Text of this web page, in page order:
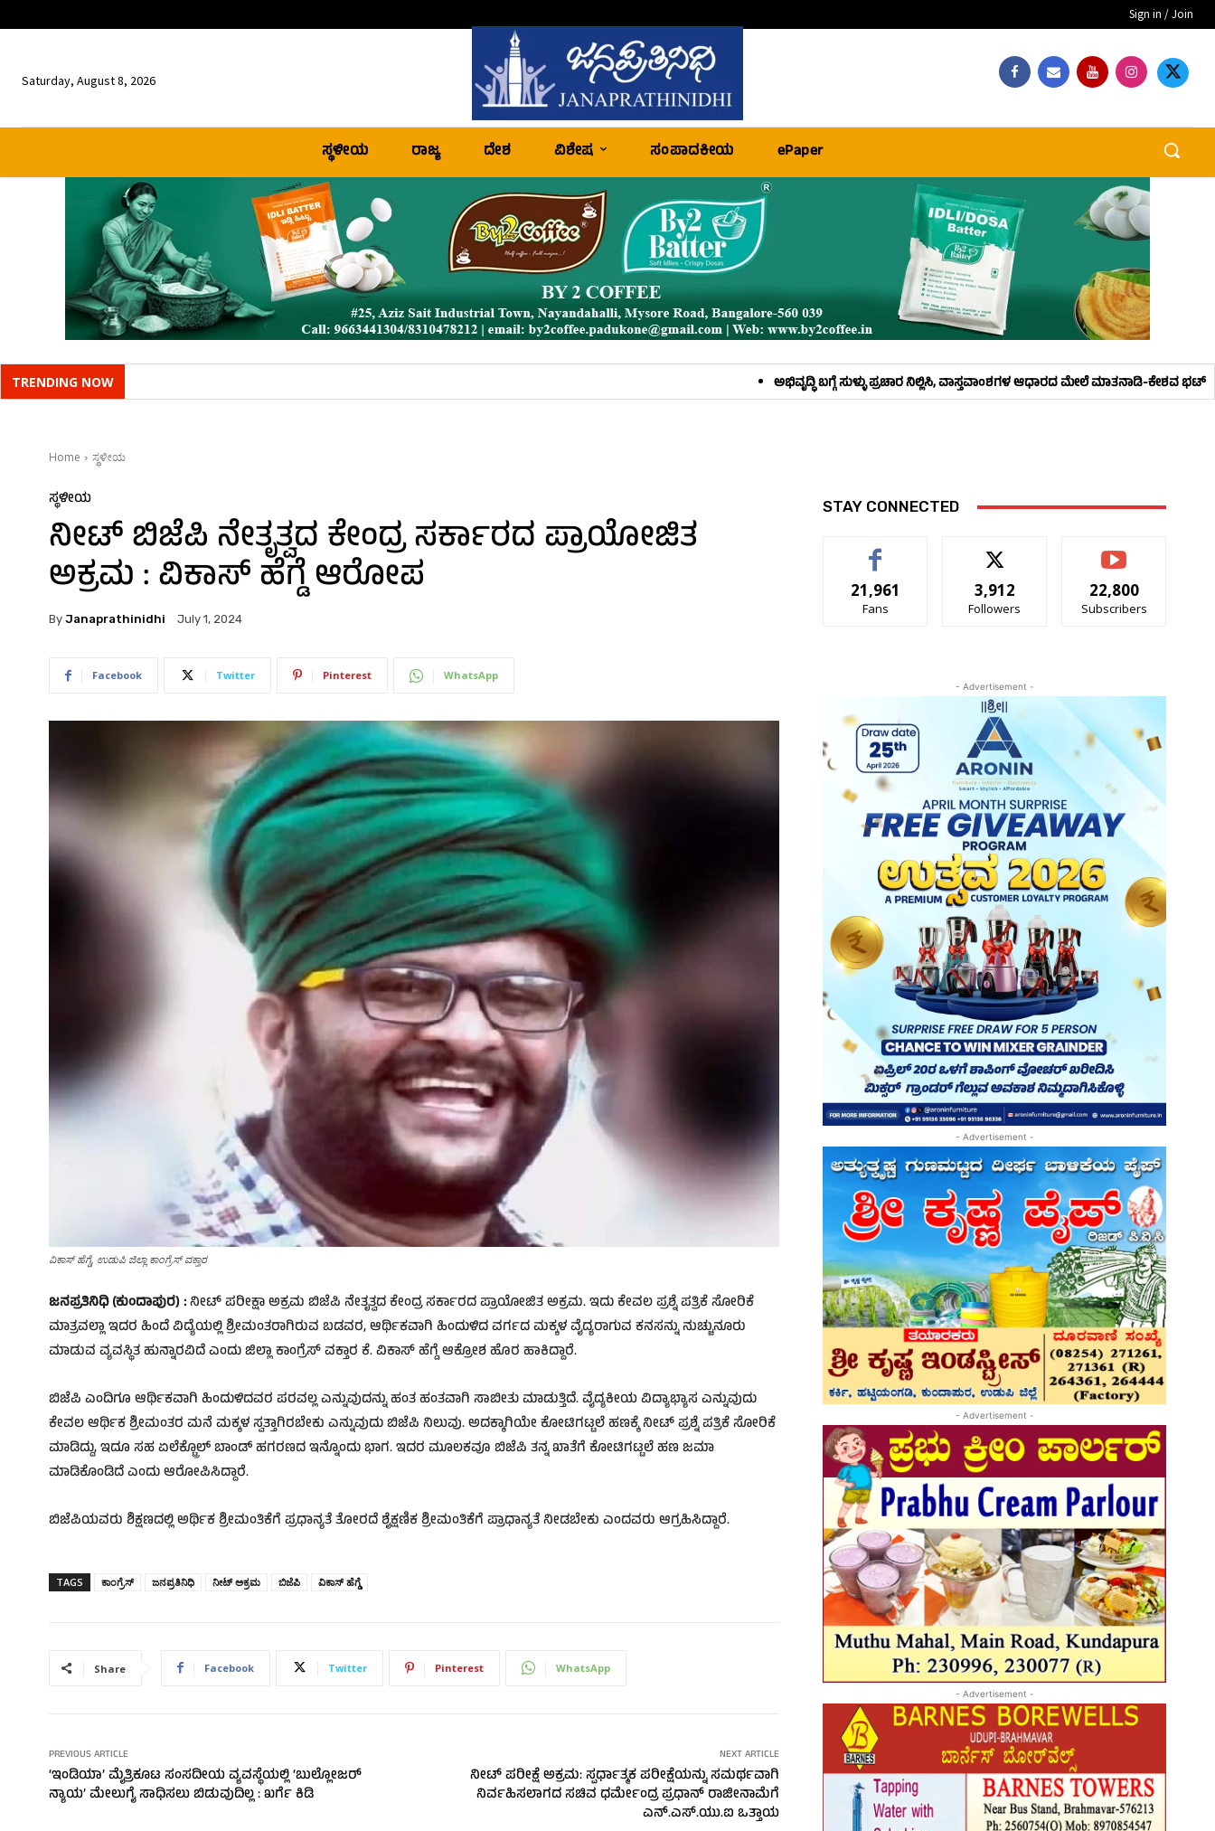
Sign in / Join
Saturday, August 8, 2026
ಸ್ಥಳೀಯ ರಾಜ್ಯ ದೇಶ ವಿಶೇಷ ಸಂಪಾದಕೀಯ ePaper
TRENDING NOW ಅಭಿವೃದ್ಧಿ ಬಗ್ಗೆ ಸುಳ್ಳು ಪ್ರಚಾರ ನಿಲ್ಲಿಸಿ, ವಾಸ್ತವಾಂಶಗಳ ಆಧಾರದ ಮೇಲೆ ಮಾತನಾಡಿ-ಕೇಶವ ಭಟ್ ಕುಂದಾಪುರ
Home ಸ್ಥಳೀಯ
ಸ್ಥಳೀಯ
ನೀಟ್‌ ಬಿಜೆಪಿ ನೇತೃತ್ವದ ಕೇಂದ್ರ ಸರ್ಕಾರದ ಪ್ರಾಯೋಜಿತ
ಅಕ್ರಮ : ವಿಕಾಸ್‌ ಹೆಗ್ಡೆ ಆರೋಪ
By Janaprathinidhi July 1, 2024
Facebook Twitter Pinterest WhatsApp
ವಿಕಾಸ್‌ ಹೆಗ್ಡೆ,‌ ಉಡುಪಿ ಜಿಲ್ಲಾ ಕಾಂಗ್ರೆಸ್ ವಕ್ತಾರ
ಜನಪ್ರತಿನಿಧಿ (ಕುಂದಾಪುರ) :ನೀಟ್ ಪರೀಕ್ಷಾ ಅಕ್ರಮ ಬಿಜೆಪಿ ನೇತೃತ್ವದ ಕೇಂದ್ರ ಸರ್ಕಾರದ ಪ್ರಾಯೋಜಿತ ಅಕ್ರಮ. ಇದು ಕೇವಲ ಪ್ರಶ್ನೆ ಪತ್ರಿಕೆ ಸೋರಿಕೆ
ಮಾತ್ರವಲ್ಲಾ ಇದರ ಹಿಂದೆ ವಿದ್ಯೆಯಲ್ಲಿ ಶ್ರೀಮಂತರಾಗಿರುವ ಬಡವರ, ಆರ್ಥಿಕವಾಗಿ ಹಿಂದುಳಿದ ವರ್ಗದ ಮಕ್ಕಳ ವೈದ್ಯರಾಗುವ ಕನಸನ್ನು ನುಚ್ಚುನೂರು
ಮಾಡುವ ವ್ಯವಸ್ಥಿತ ಹುನ್ನಾರವಿದೆ ಎಂದು ಜಿಲ್ಲಾ ಕಾಂಗ್ರೆಸ್‌ ವಕ್ತಾರ ಕೆ. ವಿಕಾಸ್ ಹೆಗ್ಡೆ ಆಕ್ರೋಶ ಹೊರ ಹಾಕಿದ್ದಾರೆ.
ಬಿಜೆಪಿ ಎಂದಿಗೂ ಆರ್ಥಿಕವಾಗಿ ಹಿಂದುಳಿದವರ ಪರವಲ್ಲ ಎನ್ನುವುದನ್ನು ಹಂತ ಹಂತವಾಗಿ ಸಾಬೀತು ಮಾಡುತ್ತಿದೆ. ವೈದ್ಯಕೀಯ ವಿದ್ಯಾಭ್ಯಾಸ ಎನ್ನುವುದು
ಕೇವಲ ಆರ್ಥಿಕ ಶ್ರೀಮಂತರ ಮನೆ ಮಕ್ಕಳ ಸ್ವತ್ತಾಗಿರಬೇಕು ಎನ್ನುವುದು ಬಿಜೆಪಿ ನಿಲುವು. ಅದಕ್ಕಾಗಿಯೇ ಕೋಟಿಗಟ್ಟಲೆ ಹಣಕ್ಕೆ ನೀಟ್ ಪ್ರಶ್ನೆ ಪತ್ರಿಕೆ ಸೋರಿಕೆ
ಮಾಡಿದ್ದು, ಇದೂ ಸಹ ಏಲೆಕ್ಟ್ರೊಲ್ ಬಾಂಡ್ ಹಗರಣದ ಇನ್ನೊಂದು ಭಾಗ. ಇದರ ಮೂಲಕವೂ ಬಿಜೆಪಿ ತನ್ನ ಖಾತೆಗೆ ಕೋಟಿಗಟ್ಟಲೆ ಹಣ ಜಮಾ
ಮಾಡಿಕೊಂಡಿದೆ ಎಂದು ಆರೋಪಿಸಿದ್ದಾರೆ.
ಬಿಜೆಪಿಯವರು ಶಿಕ್ಷಣದಲ್ಲಿ ಅರ್ಥಿಕ ಶ್ರೀಮಂತಿಕೆಗೆ ಪ್ರಧಾನ್ಯತೆ ತೋರದೆ ಶೈಕ್ಷಣಿಕ ಶ್ರೀಮಂತಿಕೆಗೆ ಪ್ರಾಧಾನ್ಯತೆ ನೀಡಬೇಕು ಎಂದವರು ಆಗ್ರಹಿಸಿದ್ದಾರೆ.
TAGS ಕಾಂಗ್ರೆಸ್‌ ಜನಪ್ರತಿನಿಧಿ ನೀಟ್‌ ಅಕ್ರಮ ಬಿಜೆಪಿ ವಿಕಾಸ್‌ ಹೆಗ್ಡೆ
Share Facebook Twitter Pinterest WhatsApp
PREVIOUS ARTICLE
‘ಇಂಡಿಯಾ’ ಮೈತ್ರಿಕೂಟ ಸಂಸದೀಯ ವ್ಯವಸ್ಥೆಯಲ್ಲಿ ‘ಬುಲ್ಲೋಜರ್‌
ನ್ಯಾಯ’ ಮೇಲುಗೈ ಸಾಧಿಸಲು ಬಿಡುವುದಿಲ್ಲ : ಖರ್ಗೆ ಕಿಡಿ
NEXT ARTICLE
ನೀಟ್ ಪರೀಕ್ಷೆ ಅಕ್ರಮ: ಸ್ಪರ್ಧಾತ್ಮಕ ಪರೀಕ್ಷೆಯನ್ನು ಸಮರ್ಥವಾಗಿ
ನಿರ್ವಹಿಸಲಾಗದ ಸಚಿವ ಧರ್ಮೇಂದ್ರ ಪ್ರಧಾನ್ ರಾಜೀನಾಮೆಗೆ
ಎನ್.ಎಸ್.ಯು.ಐ ಒತ್ತಾಯ
STAY CONNECTED
21,961
Fans
3,912
Followers
22,800
Subscribers
- Advertisement -
- Advertisement -
- Advertisement -
- Advertisement -